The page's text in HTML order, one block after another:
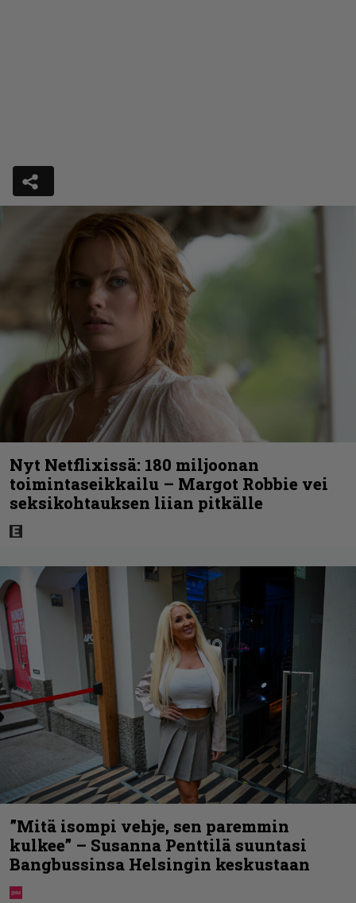
Nyt Netflixissä: 180 miljoonan
toimintaseikkailu – Margot Robbie vei
seksikohtauksen liian pitkälle
”Mitä isompi vehje, sen paremmin
kulkee” – Susanna Penttilä suuntasi
Bangbussinsa Helsingin keskustaan